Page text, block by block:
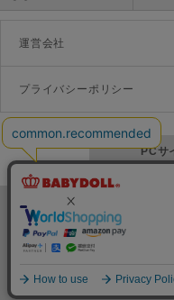
運営会社
プライバシーポリシー
PCサ
©Disney ©Disney/Pixar ©Disney. Based